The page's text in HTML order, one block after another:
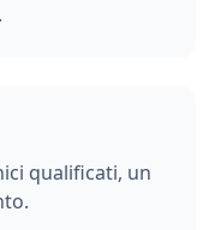
qualificati, un